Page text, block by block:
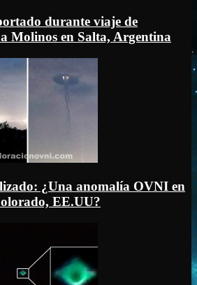
durante viaje de
Molinos en Salta, Argentina
¿Una anomalía OVNI en
EE.UU?